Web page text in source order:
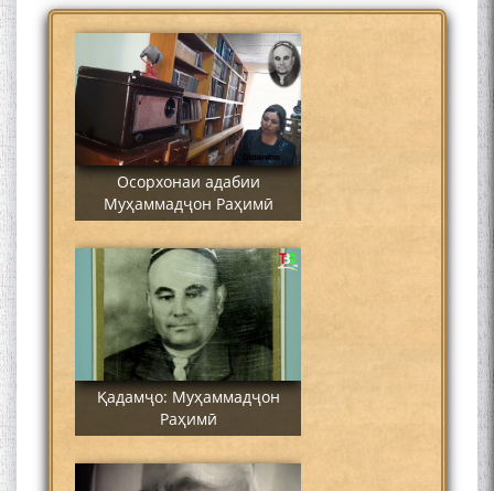
Осорхонаи адабии
Муҳаммадҷон Раҳимӣ
Қадамҷо: Муҳаммадҷон
Раҳимӣ